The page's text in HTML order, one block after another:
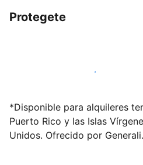
Protegete
Publicá en nuestra
*Disponible para alquileres
Puerto Rico y las Islas
Unidos. Ofrecido por Generali.